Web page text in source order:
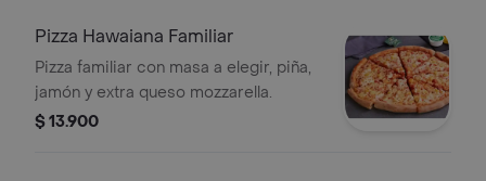
Pizza Hawaiana Familiar
Pizza familiar con masa a elegir, piña,
jamón y extra queso mozzarella.
$ 13.900